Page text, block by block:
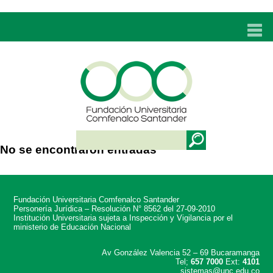
UNC
ADMISIONES
PROGRAMAS
TÉCNICOS LABORALES
BIENESTAR
BIBLIOTECA
EDUCACIÓN CONTINUA
No se encontraron entradas
Fundación Universitaria Comfenalco Santander
Personería Jurídica – Resolución N° 8562 del 27-09-2010
Institución Universitaria sujeta a Inspección y Vigilancia por el
ministerio de Educación Nacional
Av González Valencia 52 – 69 Bucaramanga
Tel; 657 7000Ext: 4101
sistemas@unc.edu.co